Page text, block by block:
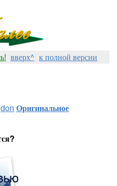
вверх^ к полной версии
Оригинальное